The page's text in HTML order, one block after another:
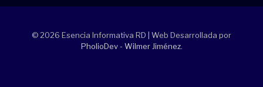
© 2026 Esencia Informativa RD | Web Desarrollada por
PholioDev - Wilmer Jiménez.